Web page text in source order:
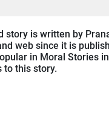
story is written by
web since it is
in Moral Stories
to this story.